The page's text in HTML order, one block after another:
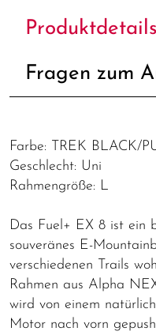
Produktdetails
Fragen zum
Farbe: TREK BLACK/
Geschlecht: Uni
Rahmengröße: L
Das Fuel+ EX 8 ist ein
souveränes E-
verschiedenen Trails
Rahmen aus Alpha
wird von einem
Motor nach vorn